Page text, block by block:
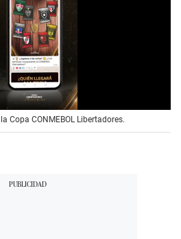
Copa CONMEBOL Libertadores.